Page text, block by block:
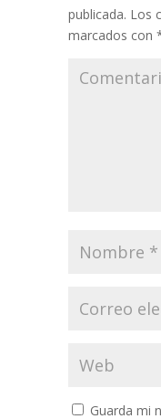
publicada. Los
marcados con
Guarda mi